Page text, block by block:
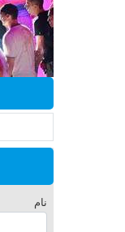
نام